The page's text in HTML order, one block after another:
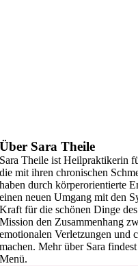
Über Sara Theile
Sara Theile ist Heilpraktikerin
die mit ihren chronischen
haben durch körperorientierte
einen neuen Umgang mit den
Kraft für die schönen Dinge
Mission den Zusammenhang
emotionalen Verletzungen und
machen. Mehr über Sara
Menü.